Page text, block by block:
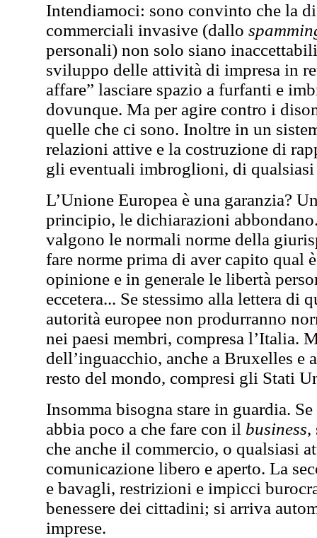
Intendiamoci: sono convinto che la
commerciali invasive (dallo
personali) non solo siano
sviluppo delle attività di impresa in
affare” lasciare spazio a furfanti e
dovunque. Ma per agire contro i
quelle che ci sono. Inoltre in un
relazioni attive e la costruzione di
gli eventuali imbroglioni, di qualsiasi
L’Unione Europea è una garanzia?
principio, le dichiarazioni
valgono le normali norme della
fare norme prima di aver capito qual
opinione e in generale le libertà
eccetera... Se stessimo alla lettera
autorità europee non produrranno
nei paesi membri, compresa l’Italia.
dell’inguacchio, anche a Bruxelles e
resto del mondo, compresi gli Stati
Insomma bisogna stare in guardia.
abbia poco a che fare con il business,
che anche il commercio, o qualsiasi
comunicazione libero e aperto. La
e bavagli, restrizioni e impicci
benessere dei cittadini; si arriva
imprese.